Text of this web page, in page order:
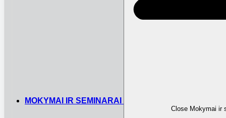
MOKYMAI IR SEMINARAI
Close Mokymai ir